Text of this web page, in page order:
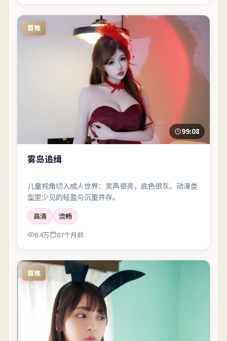
首推
99:08
雾岛追缉
儿童视角切入成人世界：笑声很亮，底色很灰。动漫类
型里少见的轻盈与沉重并存。
高清
流畅
8.4万
87个月前
首推